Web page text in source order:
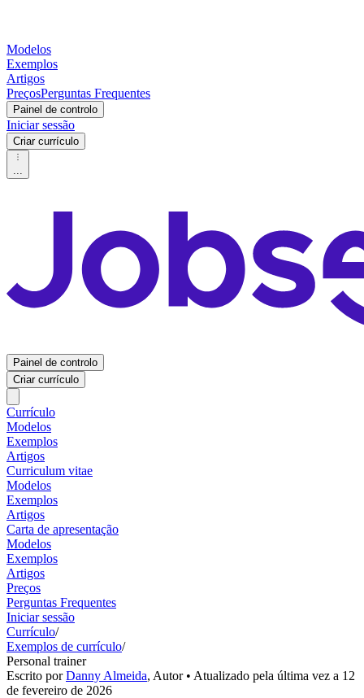
Modelos
Exemplos
Artigos
PreçosPerguntas Frequentes
Painel de controlo
Iniciar sessão
Criar currículo
...
Painel de controlo
Criar currículo
Currículo
Modelos
Exemplos
Artigos
Curriculum vitae
Modelos
Exemplos
Artigos
Carta de apresentação
Modelos
Exemplos
Artigos
Preços
Perguntas Frequentes
Iniciar sessão
Currículo/
Exemplos de currículo/
Personal trainer
Escrito porDanny Almeida, Autor• Atualizado pela última vez a 12
de fevereiro de 2026